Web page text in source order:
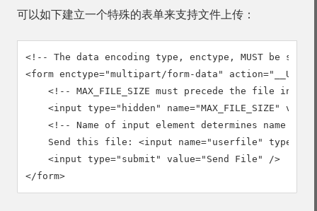
可以如下建立一个特殊的表单来支持文件上传：
<!-- The data encoding type, enctype, MUST be
<form enctype="multipart/form-data" action="__URL__"
<!-- MAX_FILE_SIZE must precede the file input
<input type="hidden" name="MAX_FILE_SIZE"
<!-- Name of input element determines name in
Send this file: <input name="userfile"
    <input type="submit" value="Send File" />
</form>